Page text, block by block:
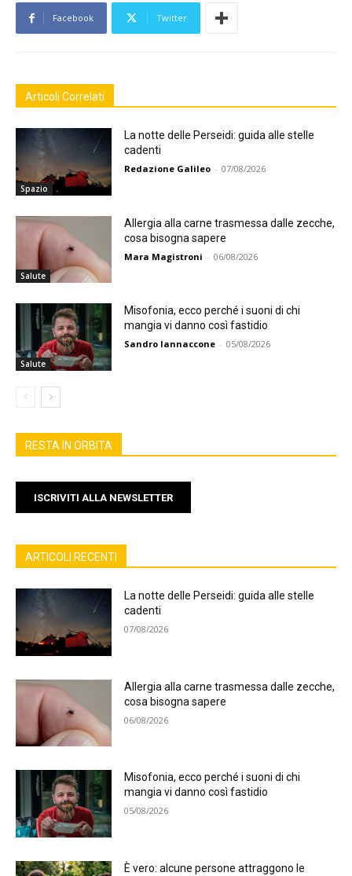
Facebook Twitter
Articoli Correlati
Spazio
La notte delle Perseidi: guida alle stelle
cadenti
Redazione Galileo - 07/08/2026
Salute
Allergia alla carne trasmessa dalle zecche,
cosa bisogna sapere
Mara Magistroni - 06/08/2026
Salute
Misofonia, ecco perché i suoni di chi
mangia vi danno così fastidio
Sandro Iannaccone - 05/08/2026
RESTA IN ORBITA
ISCRIVITI ALLA NEWSLETTER
ARTICOLI RECENTI
La notte delle Perseidi: guida alle stelle
cadenti
07/08/2026
Allergia alla carne trasmessa dalle zecche,
cosa bisogna sapere
06/08/2026
Misofonia, ecco perché i suoni di chi
mangia vi danno così fastidio
05/08/2026
È vero: alcune persone attraggono le